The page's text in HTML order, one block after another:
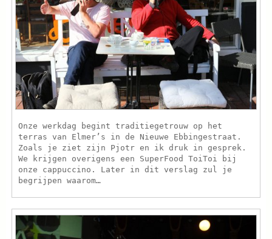
Onze werkdag begint traditiegetrouw op het
terras van Elmer’s in de Nieuwe Ebbingestraat.
Zoals je ziet zijn Pjotr en ik druk in gesprek.
We krijgen overigens een SuperFood ToiToi bij
onze cappuccino. Later in dit verslag zul je
begrijpen waarom…